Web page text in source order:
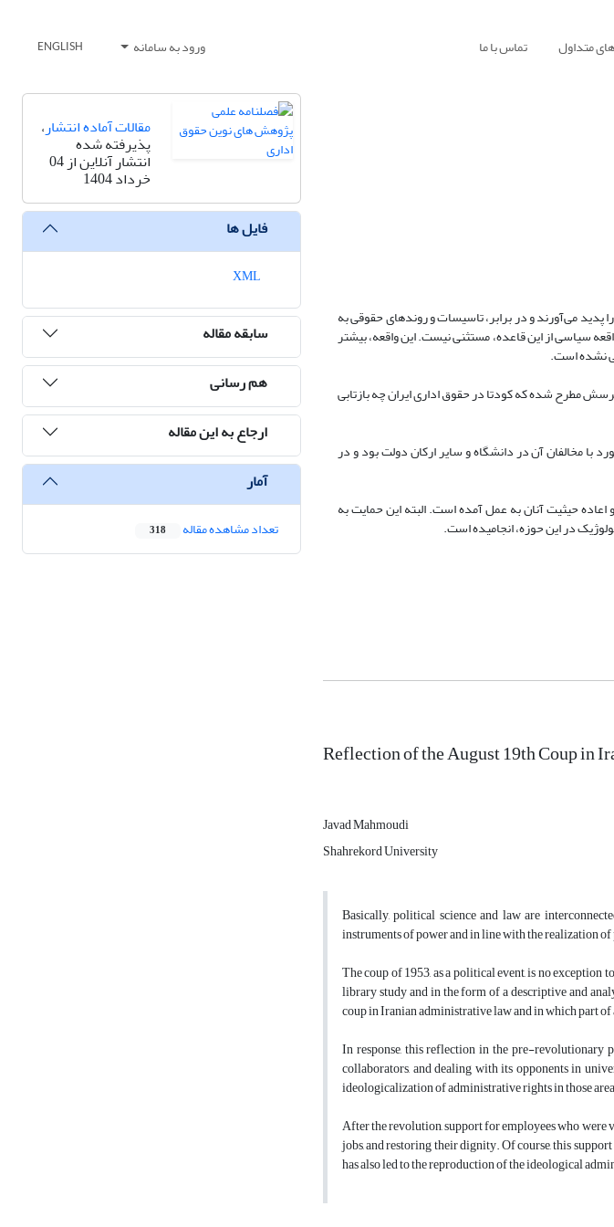
متداول تماس با ما ورود به سامانه ENGLISH
می‌آورند و در برابر، تاسیسات و روندهای حقوقی به
و تصمیمات سیاسی، عمل می-کنند. کودتای 28 مرداد 1332 نیز به عنوان یک واقعه سیاسی از این قاعده، مستثنی نیست. این واقعه، بیشتر
نشده است.
مطرح شده که کودتا در حقوق اداری ایران چه بازتابی
با مخالفان آن در دانشگاه و سایر ارکان دولت بود و در
حیثیت آنان به عمل آمده است. البته این حمایت به
در این حوزه، انجامیده است.
Reflection of the August 19th Coup in
Javad Mahmoudi
Shahrekord University
Basically, political science and law are
instruments of power and in line with the realization
The coup of 1953, as a political event, is no
library study and in the form of a descriptive and
coup in Iranian administrative law and in which part
In response, this reflection in the pre-revolutionary
collaborators, and dealing with its opponents in
ideologicalization of administrative rights in those
After the revolution, support for employees who
jobs, and restoring their dignity. Of course, this
has also led to the reproduction of the ideological
مقالات آماده انتشار،
پذیرفته شده
انتشار آنلاین از 04
خرداد 1404
فایل ها
سابقه مقاله
هم رسانی
ارجاع به این مقاله
آمار
تعداد مشاهده مقاله 318